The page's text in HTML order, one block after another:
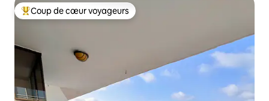
Coups de cœur voyageurs les plus appréciés
Coup de cœur voyageurs